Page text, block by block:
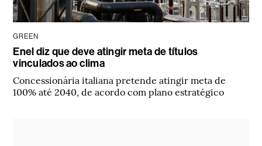
GREEN
Enel diz que deve atingir meta de títulos
vinculados ao clima
Concessionária italiana pretende atingir meta de
100% até 2040, de acordo com plano estratégico